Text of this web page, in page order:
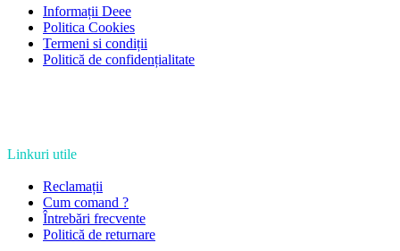
Informații Deee
Politica Cookies
Termeni si condiții
Politică de confidențialitate
Linkuri utile
Reclamații
Cum comand ?
Întrebări frecvente
Politică de returnare